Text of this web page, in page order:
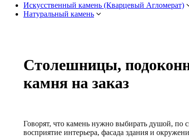
Искусственный камень (Кварцевый Агломерат)
Натуральный камень
Столешницы,
камня на заказ
Говорят, что камень нужно выбирать душой, по
восприятие интерьера, фасада здания и